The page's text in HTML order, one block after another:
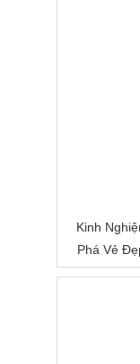
Kinh
Phá Vẻ